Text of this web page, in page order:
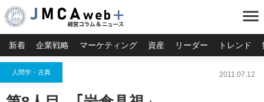
menu
新着 企業戦略 マーケティング 資産 リーダー トレンド
人間学・古典 2011.07.12